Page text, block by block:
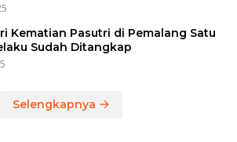
Kematian Pasutri di Pemalang Satu
Sudah Ditangkap
Selengkapnya